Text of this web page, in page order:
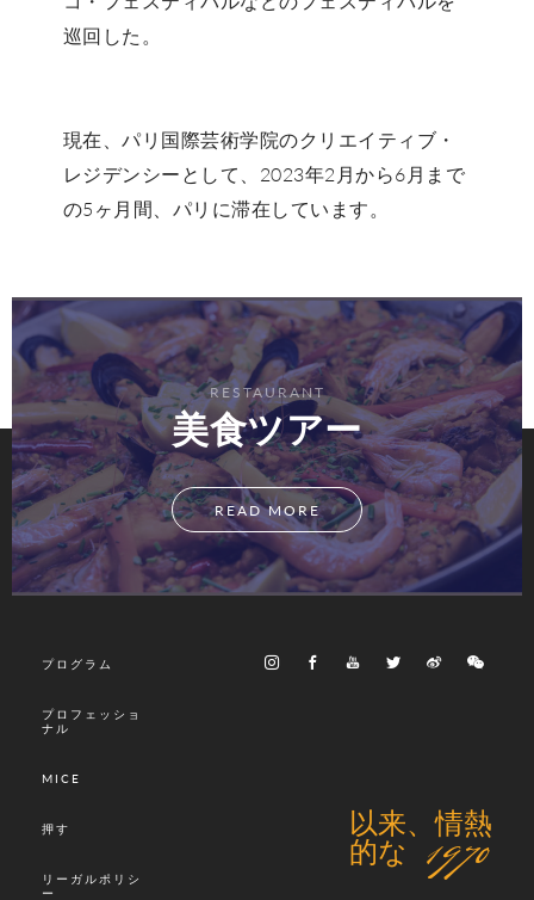
巡回した。
現在、パリ国際芸術学院のクリエイティブ・
レジデンシーとして、2023年2月から6月まで
の5ヶ月間、パリに滞在しています。
RESTAURANT
美食ツアー
READ MORE
プログラム
プロフェッショ
ナル
MICE
押す
リーガルポリシ
ー
以来、情熱
的な 1970